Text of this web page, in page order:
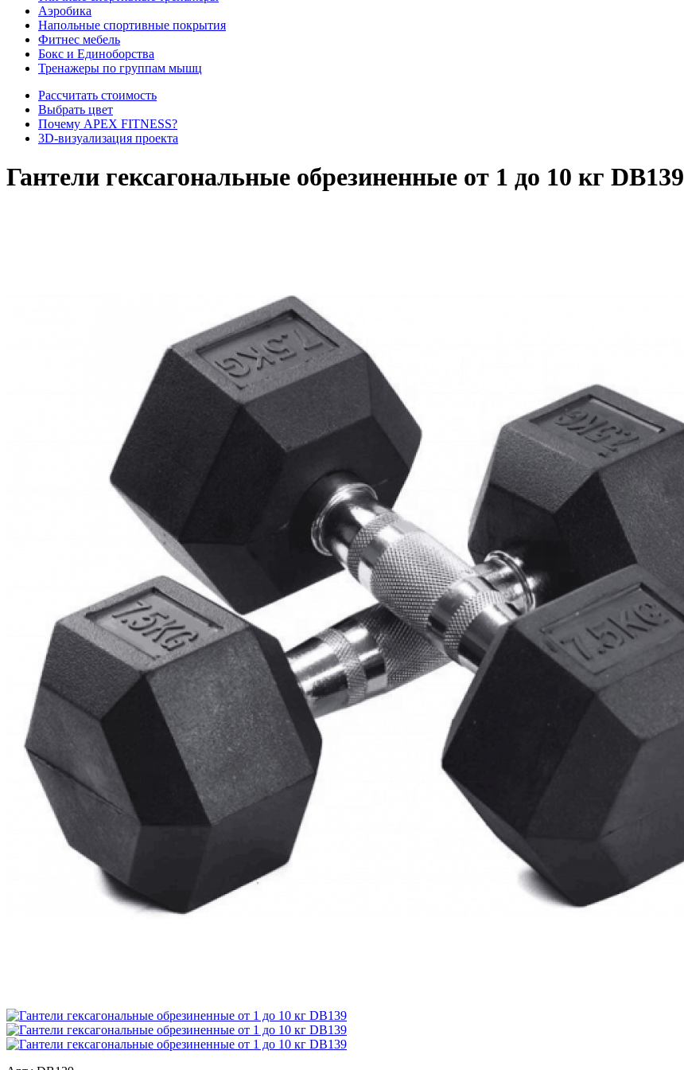
Аэробика
Напольные спортивные покрытия
Фитнес мебель
Бокс и Единоборства
Тренажеры по группам мышц
Рассчитать стоимость
Выбрать цвет
Почему APEX FITNESS?
3D-визуализация проекта
Гантели гексагональные обрезиненные от 1 до 10 кг DB139